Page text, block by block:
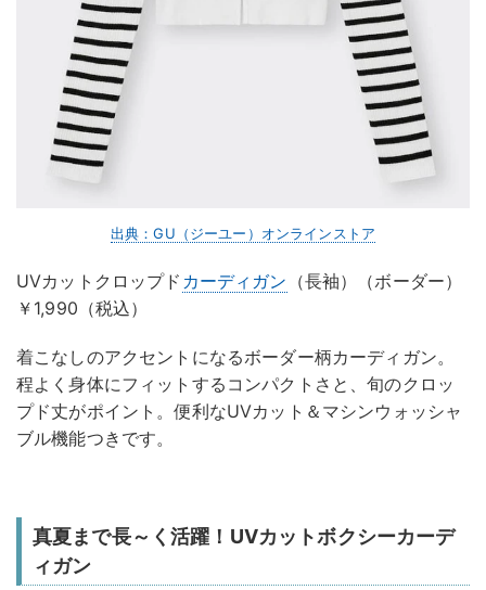
出典：GU（ジーユー）オンラインストア
UVカットクロップド カーディガン （長袖）（ボーダー）
￥1,990（税込）
着こなしのアクセントになるボーダー柄カーディガン。
程よく身体にフィットするコンパクトさと、旬のクロッ
プド丈がポイント。便利なUVカット＆マシンウォッシャ
ブル機能つきです。
真夏まで長～く活躍！UVカットボクシーカーデ
ィガン